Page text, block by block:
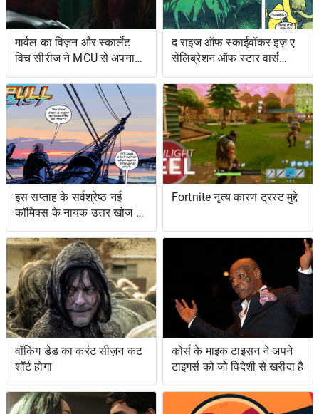
मार्वल का विज़न और स्कार्लेट
विच सीरीज ने MCU से अपना
शोअरनर चुना
द राइज ऑफ स्काईवॉकर इज़ ए
सेलिब्रेशन ऑफ स्टार वार्स
ओल्ड एक्सटेंडेड यूनिवर्स- एंड
इट्स ग्रेटेस्ट रेस्ट्यूडिएशन
इस सप्ताह के सर्वश्रेष्ठ नई
कॉमिक्स के नायक उत्तर खोज रहे
हैं ... और प्रतिशोध समुद्र पर
Fortnite नृत्य कारण ट्रस्ट मुद्दे
वॉकिंग डेड का करंट सीज़न कट
शॉर्ट होगा
कोर्स के माइक टाइसन ने अपने
टाइगर्स को जो विदेशी से खरीदा है